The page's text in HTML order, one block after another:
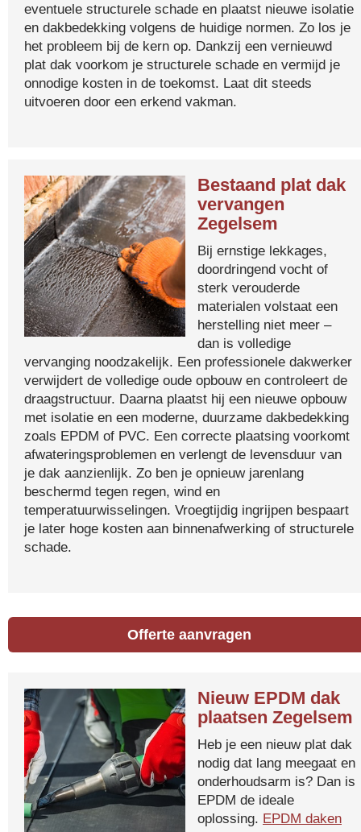
eventuele structurele schade en plaatst nieuwe isolatie
en dakbedekking volgens de huidige normen. Zo los je
het probleem bij de kern op. Dankzij een vernieuwd
plat dak voorkom je structurele schade en vermijd je
onnodige kosten in de toekomst. Laat dit steeds
uitvoeren door een erkend vakman.
Bestaand plat dak
vervangen
Zegelsem
Bij ernstige lekkages,
doordringend vocht of
sterk verouderde
materialen volstaat een
herstelling niet meer –
dan is volledige
vervanging noodzakelijk. Een professionele dakwerker
verwijdert de volledige oude opbouw en controleert de
draagstructuur. Daarna plaatst hij een nieuwe opbouw
met isolatie en een moderne, duurzame dakbedekking
zoals EPDM of PVC. Een correcte plaatsing voorkomt
afwateringsproblemen en verlengt de levensduur van
je dak aanzienlijk. Zo ben je opnieuw jarenlang
beschermd tegen regen, wind en
temperatuurwisselingen. Vroegtijdig ingrijpen bespaart
je later hoge kosten aan binnenafwerking of structurele
schade.
Offerte aanvragen
Nieuw EPDM dak
plaatsen Zegelsem
Heb je een nieuw plat dak
nodig dat lang meegaat en
onderhoudsarm is? Dan is
EPDM de ideale
oplossing. EPDM daken